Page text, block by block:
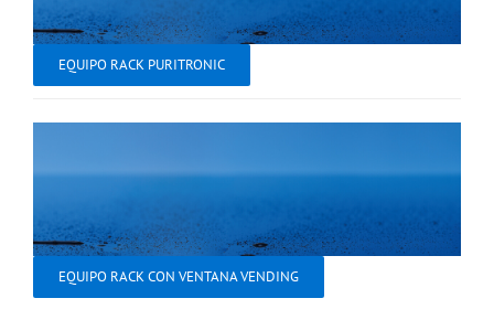
EQUIPO RACK PURITRONIC
EQUIPO RACK CON VENTANA VENDING